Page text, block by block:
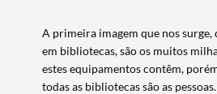
A primeira imagem que nos surge,
em bibliotecas, são os muitos
estes equipamentos contêm,
todas as bibliotecas são as